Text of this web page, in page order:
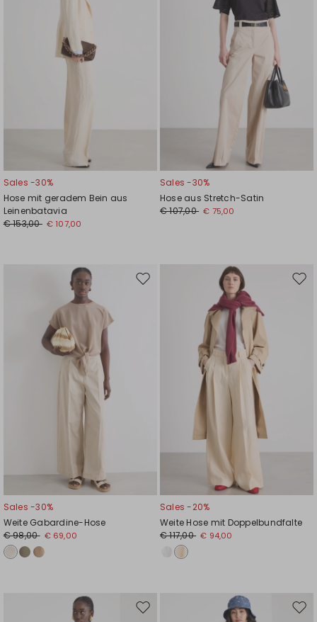
Sales -30%
Hose mit geradem Bein aus
Leinenbatavia
€ 153,00 € 107,00
Sales -30%
Hose aus Stretch-Satin
€ 107,00 € 75,00
Auf
Sales -30%
Weite Gabardine-Hose
€ 98,00 € 69,00
Auf
Sales -20%
Weite Hose mit Doppelbundfalte
€ 117,00 € 94,00
Auf
Auf